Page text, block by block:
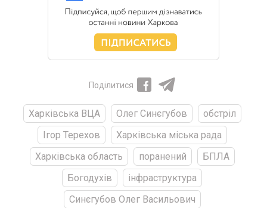
Поділитися
Харківська ВЦА Олег Синєгубов
обстріл
Ігор Терехов
Харківська міська рада
Харківська область
поранений
БПЛА
Богодухів
інфраструктура
Синєгубов Олег Васильович